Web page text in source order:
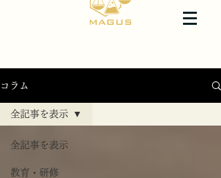
コラム
全記事を表示
教育・研修
全記事を表示